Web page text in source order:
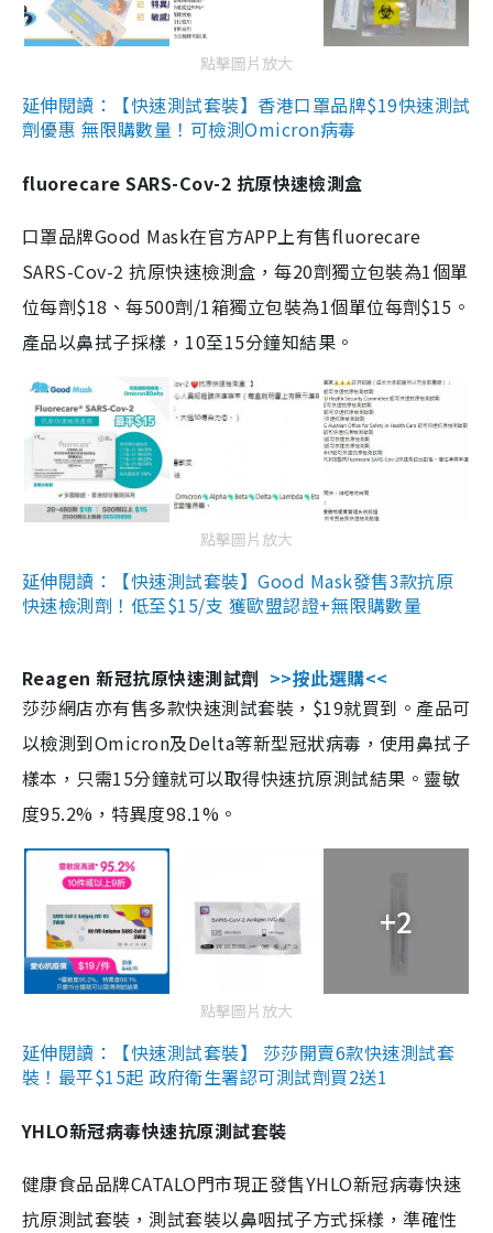
點擊圖片放大
延伸閱讀：【快速測試套裝】香港口罩品牌$19快速測試
劑優惠 無限購數量！可檢測Omicron病毒
fluorecare SARS-Cov-2 抗原快速檢測盒
口罩品牌Good Mask在官方APP上有售fluorecare
SARS-Cov-2 抗原快速檢測盒，每20劑獨立包裝為1個單
位每劑$18、每500劑/1箱獨立包裝為1個單位每劑$15。
產品以鼻拭子採樣，10至15分鐘知結果。
點擊圖片放大
延伸閱讀：【快速測試套裝】Good Mask發售3款抗原
快速檢測劑！低至$15/支 獲歐盟認證+無限購數量
Reagen 新冠抗原快速測試劑 >>按此選購<<
莎莎網店亦有售多款快速測試套裝，$19就買到。產品可
以檢測到Omicron及Delta等新型冠狀病毒，使用鼻拭子
樣本，只需15分鐘就可以取得快速抗原測試結果。靈敏
度95.2%，特異度98.1%。
+2
點擊圖片放大
延伸閱讀：【快速測試套裝】 莎莎開賣6款快速測試套
裝！最平$15起 政府衛生署認可測試劑買2送1
YHLO新冠病毒快速抗原測試套裝
健康食品品牌CATALO門市現正發售YHLO新冠病毒快速
抗原測試套裝，測試套裝以鼻咽拭子方式採樣，準確性